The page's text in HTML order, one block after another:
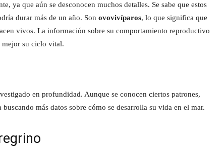
ya que aún se desconocen muchos detalles. Se sabe que estos
durar más de un año. Son ovovivíparos, lo que significa que
vivos. La información sobre su comportamiento reproductivo
mejor su ciclo vital.
en profundidad. Aunque se conocen ciertos patrones,
más datos sobre cómo se desarrolla su vida en el mar.